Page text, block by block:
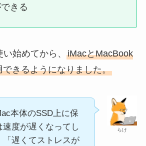
きる
始めてから、 iMacとMacBook
きるようになりました。
らけ
本体のSSD上に保
度が遅くなってし
「遅くてストレスが